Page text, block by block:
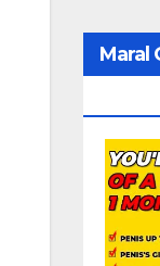
Maral